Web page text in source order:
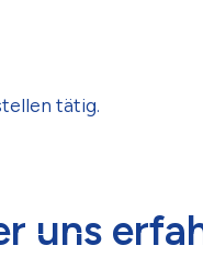
tätig.
uns